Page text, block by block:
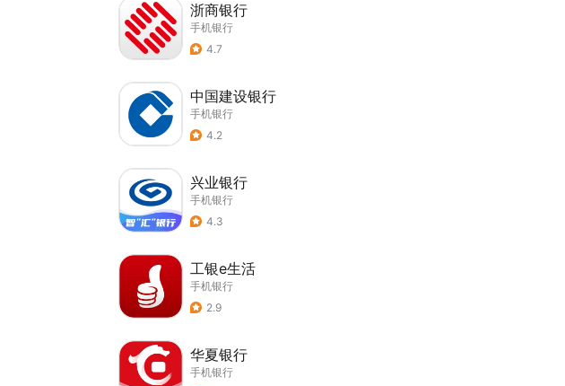
浙商银行
手机银行
4.7
中国建设银行
手机银行
4.2
兴业银行
手机银行
4.3
工银e生活
手机银行
2.9
华夏银行
手机银行